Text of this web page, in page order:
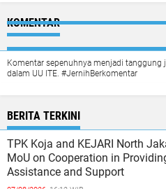
KOMENTAR
Komentar sepenuhnya menjadi
dalam UU ITE. #JernihBerkomentar
BERITA TERKINI
TPK Koja and KEJARI North
MoU on Cooperation in
Assistance and Support